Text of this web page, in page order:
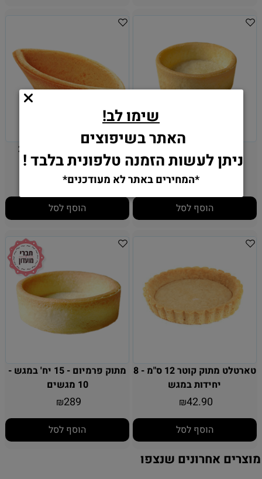
40יחידות. כ-3ס"מ
₪35.90
הוסף לסל
טארטלט מתוק סירה - 24
יחידות במגש
₪32
הוסף לסל
טארטלט מתוק קוטר 12 ס"מ - 8
יחידות במגש
₪42.90
הוסף לסל
מתוק פרמיום - 15 יח' במגש -
10 מגשים
₪289
הוסף לסל
מוצרים אחרונים שנצפו
שימו לב!
האתר בשיפוצים
ניתן לעשות הזמנה טלפונית בלבד !
*המחירים באתר לא מעודכנים*